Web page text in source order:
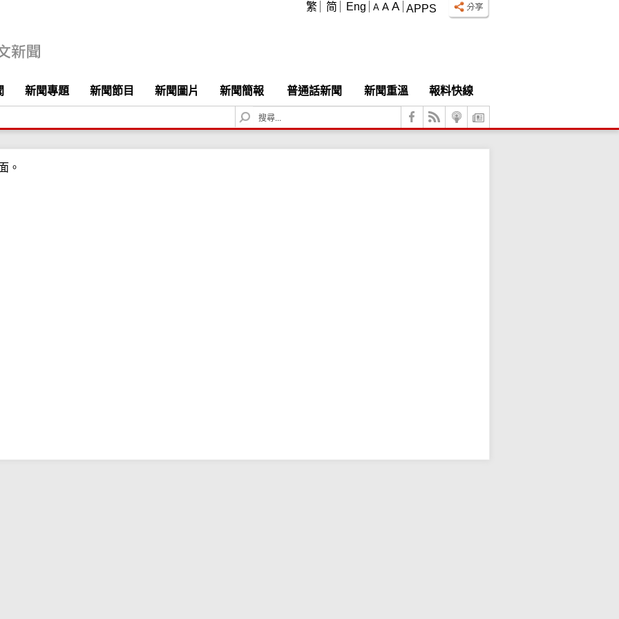
APPS
A A A
繁 简 Eng
新聞專題 新聞節目 新聞圖片 新聞簡報 普通話新聞 新聞重溫
報料快線
S
e
。